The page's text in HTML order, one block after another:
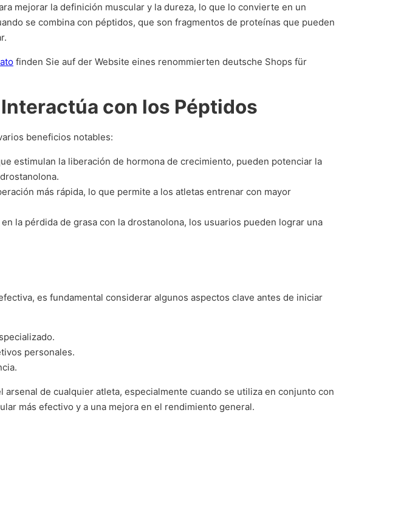
mejorar la definición muscular y la dureza, lo que lo convierte en un
se combina con péptidos, que son fragmentos de proteínas que pueden
finden Sie auf der Website eines renommierten deutsche Shops für
con los Péptidos
beneficios notables:
estimulan la liberación de hormona de crecimiento, pueden potenciar la
más rápida, lo que permite a los atletas entrenar con mayor
la pérdida de grasa con la drostanolona, los usuarios pueden lograr una
es fundamental considerar algunos aspectos clave antes de iniciar
personales.
de cualquier atleta, especialmente cuando se utiliza en conjunto con
más efectivo y a una mejora en el rendimiento general.